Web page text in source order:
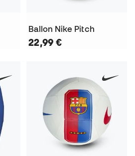
Ballon Nike Pitch
22,99 €